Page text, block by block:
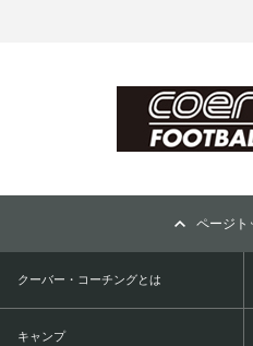
ページト
クーバー・コーチングとは
キャンプ